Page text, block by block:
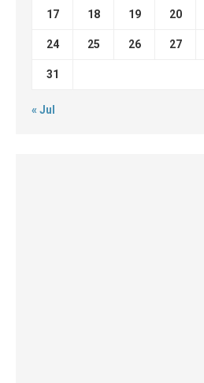
17 18 19 20
24 25 26 27
31
« Jul